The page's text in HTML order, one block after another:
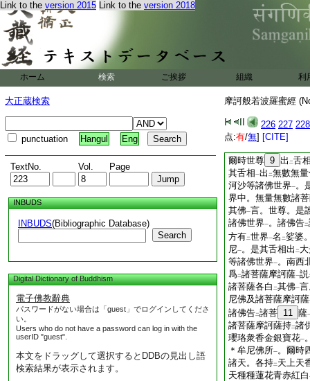
Link to the version 2015 Link to the version 2018
ホーム 検索 ご挨拶 組織 利
大正蔵検索
punctuation Hangul Eng
TextNo. Vol. Page
INBUDS
INBUDS(Bibliographic Database)
Search
Digital Dictionary of Buddhism
電子佛教辭典
パスワードがない場合は「guest」でログインしてくださ
い。
Users who do not have a password can log in with the
userID "guest".
本文をドラッグして選択するとDDBの見出し語
検索結果が表示されます。
摩訶般若波羅蜜經
226 227 228
点:有/無] [CITE]
大姓。居士大家。
阿迦尼吒天
。出
佛諸佛一 。因二 菩薩 6
臥具房舍燈燭摩尼
人中若天上若離欲
薩有 。何以故。舍
道一時。住 二六波羅蜜
成 就衆生 。乃至
若波羅蜜一成 二就衆生
薩爲下安 樂一切衆生
爾時世尊 9 出 二舌
其舌相一出 二無數無
河沙等諸佛世界一。
界中。無量無數諸
其佛一言。世尊。是
諸佛世界一。諸佛告二
方有二世界一名 二娑婆
尼一。是其舌相出 二
等諸佛世界一。南西
爲二諸菩薩摩訶薩一説
諸菩薩各白 二其佛一
尼佛及諸菩薩摩訶薩
諸佛告二諸菩 11 薩
諸菩薩摩訶薩持二諸
瓔珞衆香金銀寶花一
＊牟尼佛所一。爾時
諸天。各持二 天上天
天種種蓮花青赤紅白